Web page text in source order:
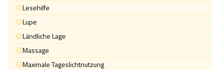
Lesehilfe
Lupe
Ländliche Lage
Massage
Maximale Tageslichtnutzung